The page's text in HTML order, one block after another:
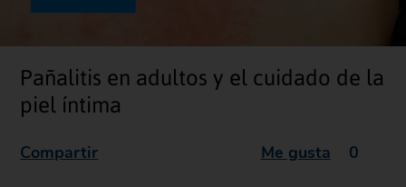
Pañalitis en adultos y el cuidado de la
piel íntima
Compartir Me gusta 0